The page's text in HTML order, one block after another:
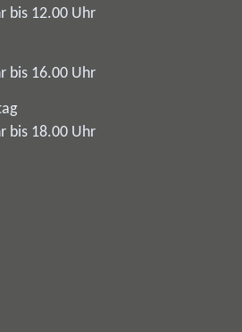
bis 12.00 Uhr
bis 16.00 Uhr
bis 18.00 Uhr